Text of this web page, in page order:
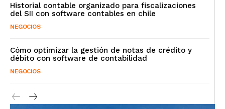
Historial contable organizado para fiscalizaciones
del SII con software contables en chile
NEGOCIOS
Cómo optimizar la gestión de notas de crédito y
débito con software de contabilidad
NEGOCIOS